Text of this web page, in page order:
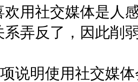
欢用社交媒体是人
系弄反了，因此削
明使用社交媒体